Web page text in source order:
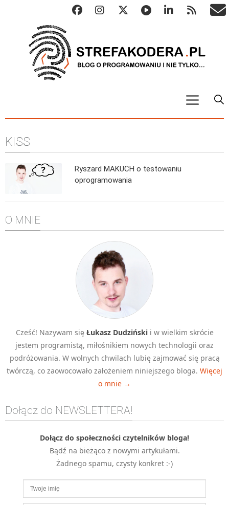
Metody numeryczne
Algorytmy wyszukiwania
Inne
C++
Elementarz Java
Pascal
HTML 5
CSS 3
Django
PHP
WordPress
MOBILE
Android
KONTROLA WERSJI
KISS
Ryszard MAKUCH o testowaniu
oprogramowania
O MNIE
Cześć! Nazywam się Łukasz Dudzińskii w wielkim skrócie
jestem programistą, miłośnikiem nowych technologii oraz
podróżowania. W wolnych chwilach lubię zajmować się pracą
twórczą, co zaowocowało założeniem niniejszego bloga. Więcej
o mnie →
Dołącz do NEWSLETTERA!
Dołącz do społeczności czytelników bloga!
Bądź na bieżąco z nowymi artykułami.
Żadnego spamu, czysty konkret :-)